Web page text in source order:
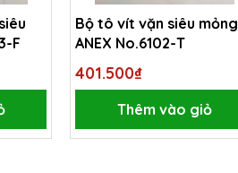
F
Bộ tô vít vặn siêu mỏng
ANEX No.6102-T
401.500₫
Thêm vào giỏ